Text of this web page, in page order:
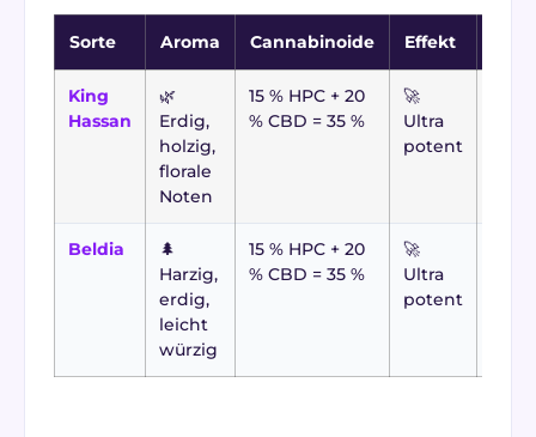
Sorte Aroma Cannabinoide Effekt
King
Hassan
🌿
Erdig,
holzig,
florale
Noten
15 % HPC + 20
% CBD = 35 %
🚀
Ultra
potent
Beldia
🌲
Harzig,
erdig,
leicht
würzig
15 % HPC + 20
% CBD = 35 %
🚀
Ultra
potent